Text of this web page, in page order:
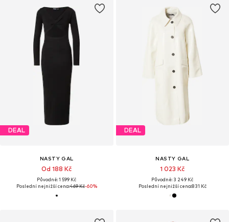
DEAL
NASTY GAL
Od 188 Kč
Původně: 1 599 Kč
Poslední nejnižší cena:469 Kč-60%
DEAL
NASTY GAL
1 023 Kč
Původně: 3 249 Kč
Poslední nejnižší cena:831 Kč